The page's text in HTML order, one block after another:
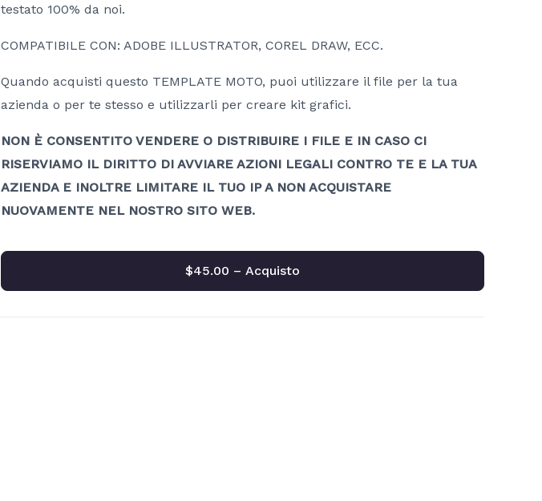
testato 100% da noi.
COMPATIBILE CON: ADOBE ILLUSTRATOR, COREL DRAW, ECC.
Quando acquisti questo TEMPLATE MOTO, puoi utilizzare il file per la tua
azienda o per te stesso e utilizzarli per creare kit grafici.
NON È CONSENTITO VENDERE O DISTRIBUIRE I FILE E IN CASO CI
RISERVIAMO IL DIRITTO DI AVVIARE AZIONI LEGALI CONTRO TE E LA TUA
AZIENDA E INOLTRE LIMITARE IL TUO IP A NON ACQUISTARE
NUOVAMENTE NEL NOSTRO SITO WEB.
$45.00 – Acquisto